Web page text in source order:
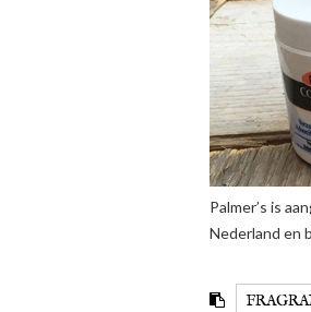
Palmer’s is
Nederland en